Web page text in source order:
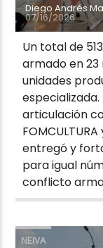
Diego Andrés
07/16/2026
Un total de
armado en 23
unidades
articulación
entregó y
para igual
conflicto
NEIVA